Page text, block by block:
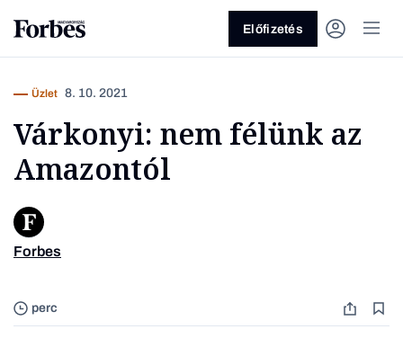
Előfizetés
perc
Üzlet 8. 10. 2021
Várkonyi: nem félünk az
Amazontól
Forbes